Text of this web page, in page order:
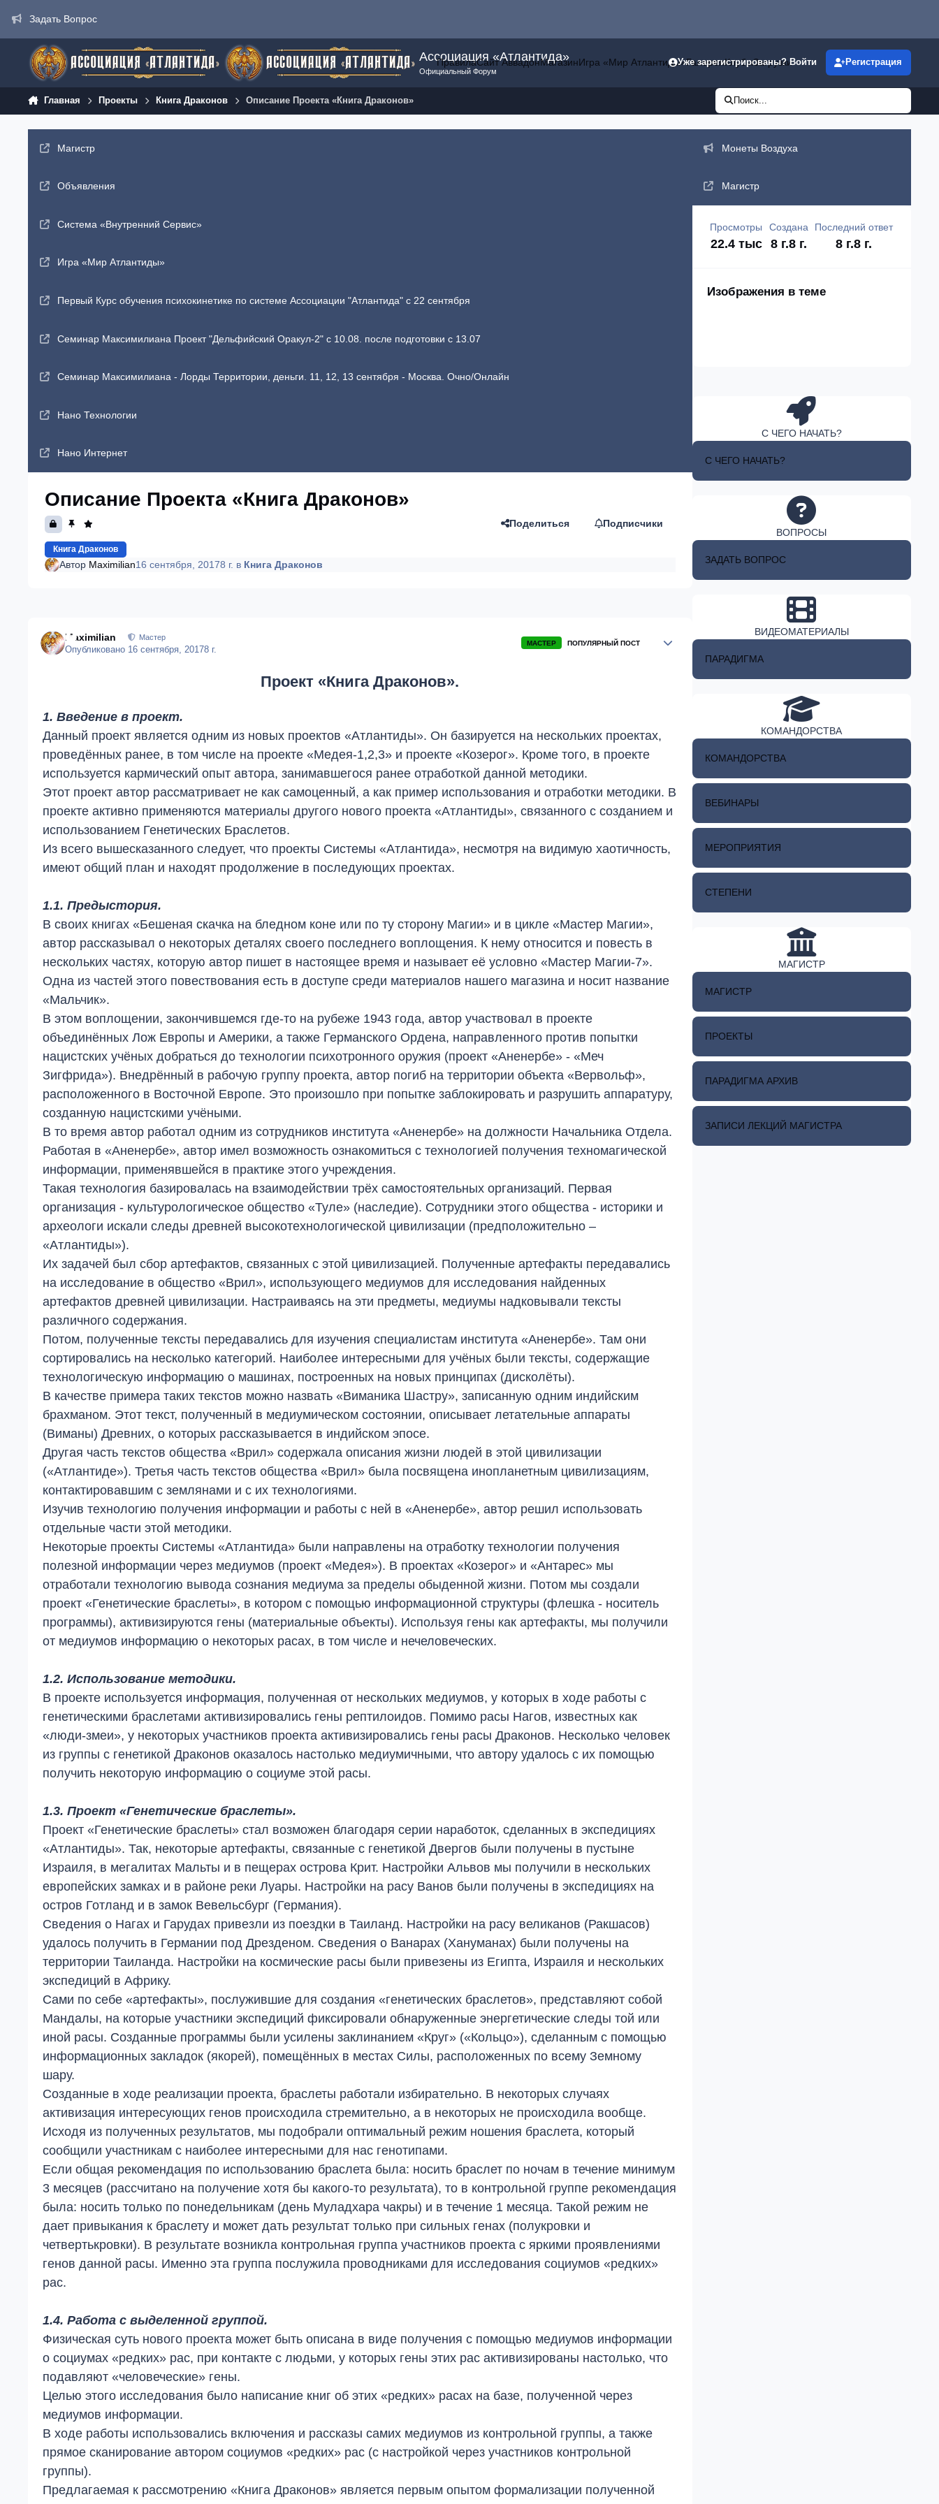
Задать Вопрос
Ассоциация «Атлантида»
Официальный Форум
ПравилаСайт АввадонМагазинИгра «Мир Атлантиды»ГалереяКлубыЗагрузки
Уже зарегистрированы? Войти Регистрация
Главная Проекты Книга Драконов Описание Проекта «Книга Драконов» Поиск...
Магистр
Объявления
Система «Внутренний Сервис»
Игра «Мир Атлантиды»
Первый Курс обучения психокинетике по системе Ассоциации "Атлантида" с 22 сентября
Семинар Максимилиана Проект "Дельфийский Оракул-2" с 10.08. после подготовки с 13.07
Семинар Максимилиана - Лорды Территории, деньги. 11, 12, 13 сентября - Москва. Очно/Онлайн
Нано Технологии
Нано Интернет
Описание Проекта «Книга Драконов»
Книга Драконов
Поделиться Подписчики
Автор Maximilian16 сентября, 20178 г. в Книга Драконов
Maximilian Мастер
Опубликовано 16 сентября, 20178 г.
МАСТЕР ПОПУЛЯРНЫЙ ПОСТ
Author stats
Проект «Книга Драконов».
1. Введение в проект.
Данный проект является одним из новых проектов «Атлантиды». Он базируется на нескольких проектах,
проведённых ранее, в том числе на проекте «Медея-1,2,3» и проекте «Козерог». Кроме того, в проекте
используется кармический опыт автора, занимавшегося ранее отработкой данной методики.
Этот проект автор рассматривает не как самоценный, а как пример использования и отработки методики. В
проекте активно применяются материалы другого нового проекта «Атлантиды», связанного с созданием и
использованием Генетических Браслетов.
Из всего вышесказанного следует, что проекты Системы «Атлантида», несмотря на видимую хаотичность,
имеют общий план и находят продолжение в последующих проектах.
1.1. Предыстория.
В своих книгах «Бешеная скачка на бледном коне или по ту сторону Магии» и в цикле «Мастер Магии»,
автор рассказывал о некоторых деталях своего последнего воплощения. К нему относится и повесть в
нескольких частях, которую автор пишет в настоящее время и называет её условно «Мастер Магии-7».
Одна из частей этого повествования есть в доступе среди материалов нашего магазина и носит название
«Мальчик».
В этом воплощении, закончившемся где-то на рубеже 1943 года, автор участвовал в проекте
объединённых Лож Европы и Америки, а также Германского Ордена, направленного против попытки
нацистских учёных добраться до технологии психотронного оружия (проект «Аненербе» - «Меч
Зигфрида»). Внедрённый в рабочую группу проекта, автор погиб на территории объекта «Вервольф»,
расположенного в Восточной Европе. Это произошло при попытке заблокировать и разрушить аппаратуру,
созданную нацистскими учёными.
В то время автор работал одним из сотрудников института «Аненербе» на должности Начальника Отдела.
Работая в «Аненербе», автор имел возможность ознакомиться с технологией получения техномагической
информации, применявшейся в практике этого учреждения.
Такая технология базировалась на взаимодействии трёх самостоятельных организаций. Первая
организация - культурологическое общество «Туле» (наследие). Сотрудники этого общества - историки и
археологи искали следы древней высокотехнологической цивилизации (предположительно –
«Атлантиды»).
Их задачей был сбор артефактов, связанных с этой цивилизацией. Полученные артефакты передавались
на исследование в общество «Врил», использующего медиумов для исследования найденных
артефактов древней цивилизации. Настраиваясь на эти предметы, медиумы надковывали тексты
различного содержания.
Потом, полученные тексты передавались для изучения специалистам института «Аненербе». Там они
сортировались на несколько категорий. Наиболее интересными для учёных были тексты, содержащие
технологическую информацию о машинах, построенных на новых принципах (дисколёты).
В качестве примера таких текстов можно назвать «Виманика Шастру», записанную одним индийским
брахманом. Этот текст, полученный в медиумическом состоянии, описывает летательные аппараты
(Виманы) Древних, о которых рассказывается в индийском эпосе.
Другая часть текстов общества «Врил» содержала описания жизни людей в этой цивилизации
(«Атлантиде»). Третья часть текстов общества «Врил» была посвящена инопланетным цивилизациям,
контактировавшим с землянами и с их технологиями.
Изучив технологию получения информации и работы с ней в «Аненербе», автор решил использовать
отдельные части этой методики.
Некоторые проекты Системы «Атлантида» были направлены на отработку технологии получения
полезной информации через медиумов (проект «Медея»). В проектах «Козерог» и «Антарес» мы
отработали технологию вывода сознания медиума за пределы обыденной жизни. Потом мы создали
проект «Генетические браслеты», в котором с помощью информационной структуры (флешка - носитель
программы), активизируются гены (материальные объекты). Используя гены как артефакты, мы получили
от медиумов информацию о некоторых расах, в том числе и нечеловеческих.
1.2. Использование методики.
В проекте используется информация, полученная от нескольких медиумов, у которых в ходе работы с
генетическими браслетами активизировались гены рептилоидов. Помимо расы Нагов, известных как
«люди-змеи», у некоторых участников проекта активизировались гены расы Драконов. Несколько человек
из группы с генетикой Драконов оказалось настолько медиумичными, что автору удалось с их помощью
получить некоторую информацию о социуме этой расы.
1.3. Проект «Генетические браслеты».
Проект «Генетические браслеты» стал возможен благодаря серии наработок, сделанных в экспедициях
«Атлантиды». Так, некоторые артефакты, связанные с генетикой Двергов были получены в пустыне
Израиля, в мегалитах Мальты и в пещерах острова Крит. Настройки Альвов мы получили в нескольких
европейских замках и в районе реки Луары. Настройки на расу Ванов были получены в экспедициях на
остров Готланд и в замок Вевельсбург (Германия).
Сведения о Нагах и Гарудах привезли из поездки в Таиланд. Настройки на расу великанов (Ракшасов)
удалось получить в Германии под Дрезденом. Сведения о Ванарах (Хануманах) были получены на
территории Таиланда. Настройки на космические расы были привезены из Египта, Израиля и нескольких
экспедиций в Африку.
Сами по себе «артефакты», послужившие для создания «генетических браслетов», представляют собой
Мандалы, на которые участники экспедиций фиксировали обнаруженные энергетические следы той или
иной расы. Созданные программы были усилены заклинанием «Круг» («Кольцо»), сделанным с помощью
информационных закладок (якорей), помещённых в местах Силы, расположенных по всему Земному
шару.
Созданные в ходе реализации проекта, браслеты работали избирательно. В некоторых случаях
активизация интересующих генов происходила стремительно, а в некоторых не происходила вообще.
Исходя из полученных результатов, мы подобрали оптимальный режим ношения браслета, который
сообщили участникам с наиболее интересными для нас генотипами.
Если общая рекомендация по использованию браслета была: носить браслет по ночам в течение минимум
3 месяцев (рассчитано на получение хотя бы какого-то результата), то в контрольной группе рекомендация
была: носить только по понедельникам (день Муладхара чакры) и в течение 1 месяца. Такой режим не
дает привыкания к браслету и может дать результат только при сильных генах (полукровки и
четвертькровки). В результате возникла контрольная группа участников проекта с яркими проявлениями
генов данной расы. Именно эта группа послужила проводниками для исследования социумов «редких»
рас.
1.4. Работа с выделенной группой.
Физическая суть нового проекта может быть описана в виде получения с помощью медиумов информации
о социумах «редких» рас, при контакте с людьми, у которых гены этих рас активизированы настолько, что
подавляют «человеческие» гены.
Целью этого исследования было написание книг об этих «редких» расах на базе, полученной через
медиумов информации.
В ходе работы использовались включения и рассказы самих медиумов из контрольной группы, а также
прямое сканирование автором социумов «редких» рас (с настройкой через участников контрольной
группы).
Предлагаемая к рассмотрению «Книга Драконов» является первым опытом формализации полученной
Монеты Воздуха
Магистр
Просмотры
22.4 тыс
Создана
8 г.8 г.
Последний ответ
8 г.8 г.
Изображения в теме
С ЧЕГО НАЧАТЬ?
С ЧЕГО НАЧАТЬ?
ВОПРОСЫ
ЗАДАТЬ ВОПРОС
ВИДЕОМАТЕРИАЛЫ
ПАРАДИГМА
КОМАНДОРСТВА
КОМАНДОРСТВА
ВЕБИНАРЫ
МЕРОПРИЯТИЯ
СТЕПЕНИ
МАГИСТР
МАГИСТР
ПРОЕКТЫ
ПАРАДИГМА АРХИВ
ЗАПИСИ ЛЕКЦИЙ МАГИСТРА